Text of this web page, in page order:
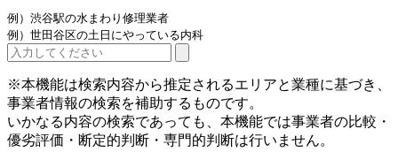
例）渋谷駅の水まわり修理業者
例）世田谷区の土日にやっている内科
※本機能は検索内容から推定されるエリアと業種に基づき、
事業者情報の検索を補助するものです。
いかなる内容の検索であっても、本機能では事業者の比較・
優劣評価・断定的判断・専門的判断は行いません。